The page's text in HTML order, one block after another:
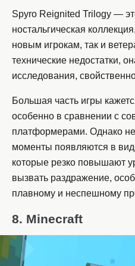
Spyro Reignited Trilogy —
ностальгическая
новым игрокам, так и
технические недостатки,
исследования,
Большая часть игры
особенно в сравнении с
платформерами. Однако
моменты появляются в
которые резко повышают
вызвать раздражение,
плавному и неспешному
8. Minecraft